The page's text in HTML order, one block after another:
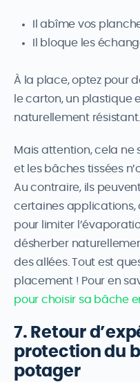
Il abîme vos
Il bloque les
À la place, optez pour
le carton, un plastique
naturellement résistant.
Mais attention, cela ne
et les bâches tissées
Au contraire, ils
certaines applications,
pour limiter
désherber
des allées. Tout est
placement ! Pour en
pour choisir sa bâche
7. Retour
protection du
potager